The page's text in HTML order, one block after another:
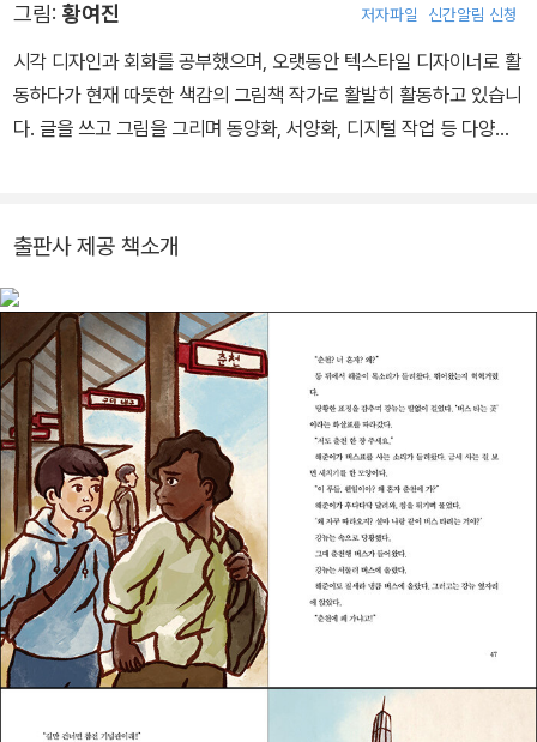
녕』, 『하늘이 낳은 아이들』, 『내 이름을 들려줄게』(2022 광양시 올해
의 책 선정), 『비닐봉지와 요괴 고양이』, 『사라진 계절과 요괴 고양
이』, 『까유 동생 까미』, 『도채비 마을로 풍덩』 외 다수가 있습니다. 귀
엽고 행복한 할머니 작가가 되는 게 꿈입니다.
그림: 황여진 저자파일 신간알림 신청
시각 디자인과 회화를 공부했으며, 오랫동안 텍스타일 디자이너로 활
동하다가 현재 따뜻한 색감의 그림책 작가로 활발히 활동하고 있습니
다. 글을 쓰고 그림을 그리며 동양화, 서양화, 디지털 작업 등 다양한
원의 수상한 사람들》, 《돌아오지 않은 광복선》, 《행운을 부르는 연습
장》, 《하늘빛 소리맴》, 《하늘이 낳은 아이들》, 《황금 똥을 누는 고
래》, 《여우별이 뜨던 날》 등이 있습니다.
출판사 제공 책소개